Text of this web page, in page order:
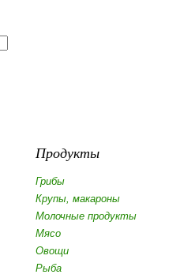
Продукты
Грибы
Крупы, макароны
Молочные продукты
Мясо
Овощи
Рыба